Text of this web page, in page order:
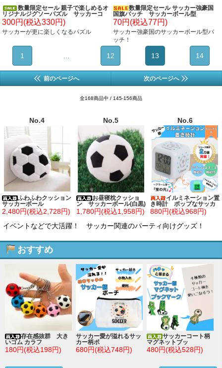
数量限定セール 親子で楽しめるオ
リジナルジグソーパズル サッカーコ
ート柄
300円(税込330円)
サッカーが更に楽しくなるパズル
数量限定セール サッカー強豪国
国旗バッチ サッカーボール型
70円(税込77円)
サッカー強豪国のサッカーボール型バ
ッチ！
1 … 12 13 14
前のページへ 次のページへ
全168商品中 / 145-156商品
No.4
ふわふわクッション
サッカーボール
2,480円(税込2,728円)
No.5
お昼寝枕クッショ
ン サッカーボール(白黒)
1,780円(税込1,958円)
No.6
イルミネーション置
き時計 ポップなサッカ
ー柄 (スヌーズ機能付き)
880円(税込968円)
イベントなどで大活躍！ サッカー関連のパーティ向けグッズ！
おすすめ
存在感抜群 大き
いゴム カラフ
180円(税込198円)
サッカー愛が溢れるサッ
カー柄ポ
680円(税込748円)
サッカーコート柄
マグネットブッ
480円(税込528円)